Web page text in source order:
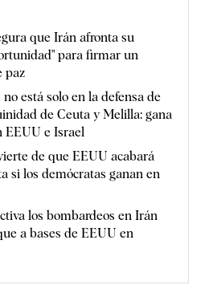
que Irán afronta su
para firmar un
paz
está solo en la defensa de
de Ceuta y Melilla: gana
EEUU e Israel
de que EEUU acabará
si los demócratas ganan en
los bombardeos en Irán
a bases de EEUU en